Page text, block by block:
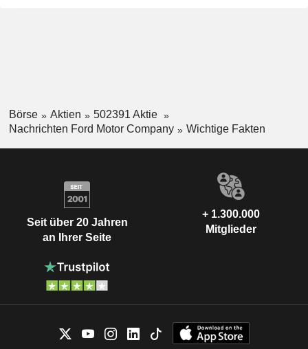
Börse Aktien
502391 Aktie
Nachrichten Ford Motor Company
Wichtige Fakten
Seit über 20 Jahren
an Ihrer Seite
+ 1.300.000
Mitglieder